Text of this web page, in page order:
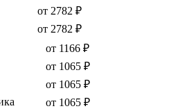
от 2782 ₽
от 2782 ₽
от 1166 ₽
от 1065 ₽
от 1065 ₽
от 1065 ₽